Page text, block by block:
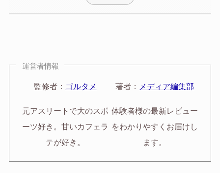
運営者情報
監修者： ゴルタメ
元アスリートで大のスポ
ーツ好き。甘いカフェラ
テが好き。
著者： メディア編集部
体験者様の最新レビュー
をわかりやすくお届けし
ます。